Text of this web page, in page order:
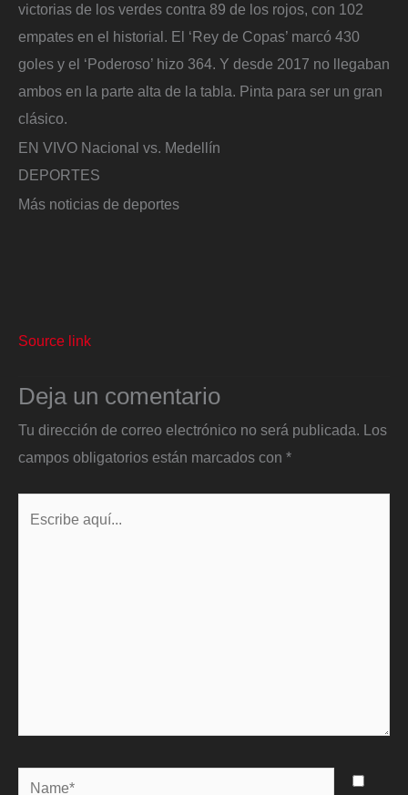
victorias de los verdes contra 89 de los rojos, con 102
empates en el historial. El ‘Rey de Copas’ marcó 430
goles y el ‘Poderoso’ hizo 364. Y desde 2017 no llegaban
ambos en la parte alta de la tabla. Pinta para ser un gran
clásico.
EN VIVO Nacional vs. Medellín
DEPORTES
Más noticias de deportes
Source link
Deja un comentario
Tu dirección de correo electrónico no será publicada. Los
campos obligatorios están marcados con *
Name*